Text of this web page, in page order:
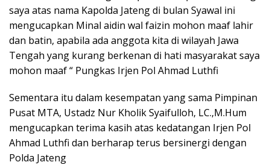
saya atas nama Kapolda Jateng di bulan Syawal ini
mengucapkan Minal aidin wal faizin mohon maaf lahir
dan batin, apabila ada anggota kita di wilayah Jawa
Tengah yang kurang berkenan di hati masyarakat saya
mohon maaf “ Pungkas Irjen Pol Ahmad Luthfi
Sementara itu dalam kesempatan yang sama Pimpinan
Pusat MTA, Ustadz Nur Kholik Syaifulloh, LC.,M.Hum
mengucapkan terima kasih atas kedatangan Irjen Pol
Ahmad Luthfi dan berharap terus bersinergi dengan
Polda Jateng